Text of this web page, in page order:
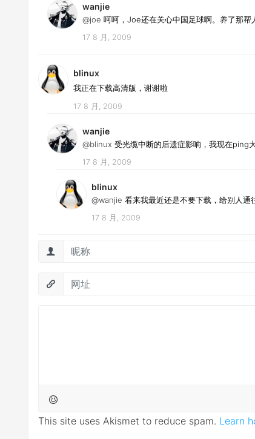
wanjie
@joe 呵呵，Joe还在关心中国足球啊。养了那帮
17 8 月, 2009
blinux
我正在下载高清版，谢谢啦
17 8 月, 2009
wanjie
@blinux 受光缆中断的后遗症影响，我现在ping
17 8 月, 2009
blinux
@wanjie 看来我最近还是不要下载，给别人通
17 8 月, 2009
This site uses Akismet to reduce spam. Learn